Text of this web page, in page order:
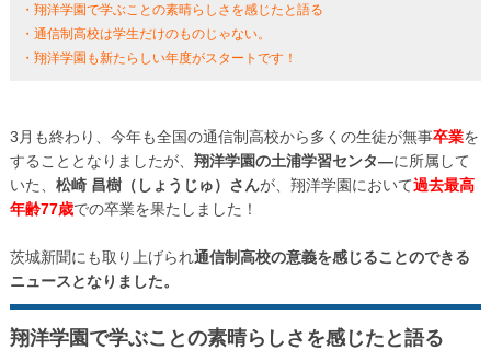
・翔洋学園で学ぶことの素晴らしさを感じたと語る
・通信制高校は学生だけのものじゃない。
・翔洋学園も新たらしい年度がスタートです！
3月も終わり、今年も全国の通信制高校から多くの生徒が無事卒業を
することとなりましたが、 翔洋学園の土浦学習センタ―に所属して
いた、 松崎 昌樹（しょうじゅ）さんが、翔洋学園において過去最高
年齢77歳での卒業を果たしました！
茨城新聞にも取り上げられ通信制高校の意義を感じることのできる
ニュースとなりました。
翔洋学園で学ぶことの素晴らしさを感じたと語る